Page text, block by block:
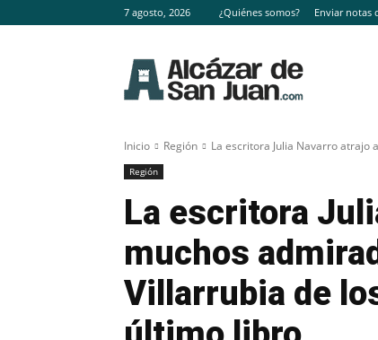
7 agosto, 2026 ¿Quiénes somos? Enviar notas
Inicio Región La escritora Julia Navarro atrajo
Región
La escritora
muchos
Villarrubia de